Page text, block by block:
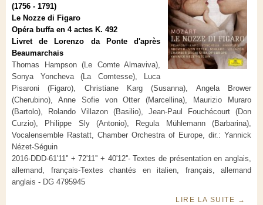
(1756 - 1791)
Le Nozze di Figaro
Opéra buffa en 4 actes K. 492
Livret de Lorenzo da Ponte d'après
Beaumarchais
Thomas Hampson (Le Comte Almaviva),
Sonya Yoncheva (La Comtesse), Luca
Pisaroni (Figaro), Christiane Karg (Susanna), Angela Brower
(Cherubino), Anne Sofie von Otter (Marcellina), Maurizio Muraro
(Bartolo), Rolando Villazon (Basilio), Jean-Paul Fouchécourt (Don
Curzio), Philippe Sly (Antonio), Regula Mühlemann (Barbarina),
Vocalensemble Rastatt, Chamber Orchestra of Europe, dir.: Yannick
Nézet-Séguin
2016-DDD-61'11'' + 72'11'' + 40'12''- Textes de présentation en anglais,
allemand, français-Textes chantés en italien, français, allemand
anglais - DG 4795945
LIRE LA SUITE →